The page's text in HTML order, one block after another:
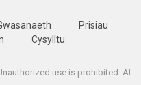
Prisiau
Cysylltu
use is prohibited. AI